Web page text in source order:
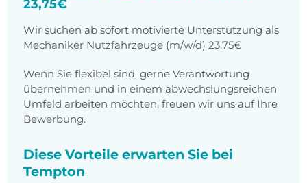
23,75€
Wir suchen ab sofort motivierte Unterstützung als
Mechaniker Nutzfahrzeuge (m/w/d) 23,75€
Wenn Sie flexibel sind, gerne Verantwortung
übernehmen und in einem abwechslungsreichen
Umfeld arbeiten möchten, freuen wir uns auf Ihre
Bewerbung.
Diese Vorteile erwarten Sie bei
Tempton